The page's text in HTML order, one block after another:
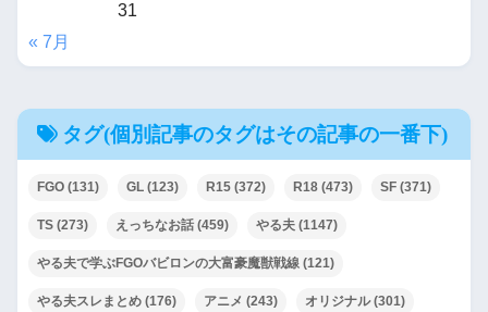
31
« 7月
タグ(個別記事のタグはその記事の一番下)
FGO (131) GL (123) R15 (372) R18 (473) SF (371)
TS (273) えっちなお話 (459) やる夫 (1147)
やる夫で学ぶFGOバビロンの大富豪魔獣戦線 (121)
やる夫スレまとめ (176) アニメ (243) オリジナル(301)